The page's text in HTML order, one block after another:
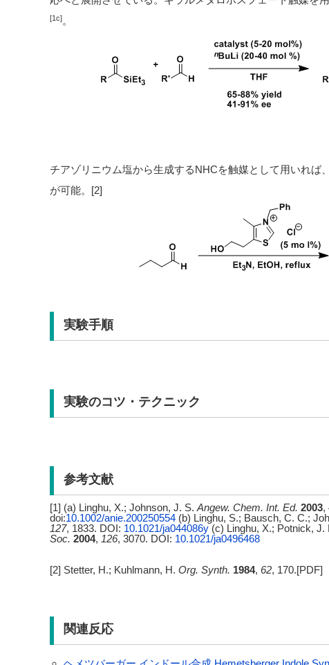
[1c]。
チアゾリニウム塩から生成するNHCを触媒として用いれば
が可能。[2]
実験手順
実験のコツ・テクニック
参考文献
[1] (a) Linghu, X.; Johnson, J. S. Angew. Chem. Int. Ed. 2003,
doi:10.1002/anie.200250554 (b) Linghu, S.; Bausch, C. C.;
127, 1833. DOI: 10.1021/ja044086y (c) Linghu, X.; Potnick, J.
Soc. 2004, 126, 3070. DOI: 10.1021/ja0496468
[2] Stetter, H.; Kuhlmann, H. Org. Synth. 1984, 62, 170.[PDF]
関連反応